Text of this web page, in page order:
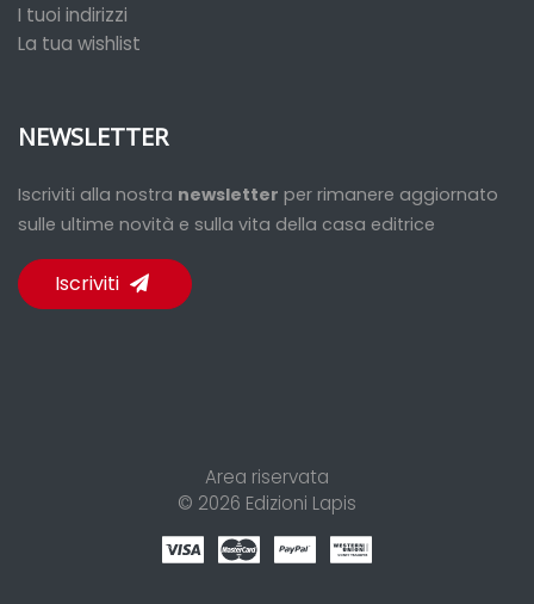
I tuoi indirizzi
La tua wishlist
NEWSLETTER
Iscriviti alla nostra newsletter per rimanere aggiornato
sulle ultime novità e sulla vita della casa editrice
Iscriviti
Area riservata
© 2026 Edizioni Lapis